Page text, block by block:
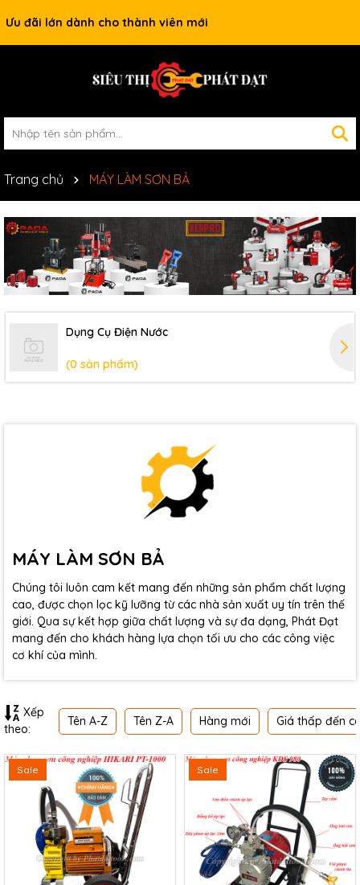
Ưu đãi lớn dành cho thành viên mới
Trang chủ MÁY LÀM SƠN BẢ
Dụng Cụ Điện Nước
(0 sản phẩm)
MÁY LÀM SƠN BẢ
Chúng tôi luôn cam kết mang đến những sản phẩm chất lượng
cao, được chọn lọc kỹ lưỡng từ các nhà sản xuất uy tín trên thế
giới. Qua sự kết hợp giữa chất lượng và sự đa dạng, Phát Đạt
mang đến cho khách hàng lựa chọn tối ưu cho các công việc
cơ khí của mình.
Xếp
theo:
Tên A-Z Tên Z-A Hàng mới Giá thấp đến
Sale Sale